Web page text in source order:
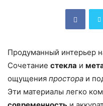
Продуманный интерьер
Сочетание стекла и
ощущения простора и
Эти материалы легко